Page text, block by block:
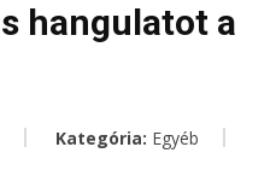
hangulatot a
Kategória: Egyéb